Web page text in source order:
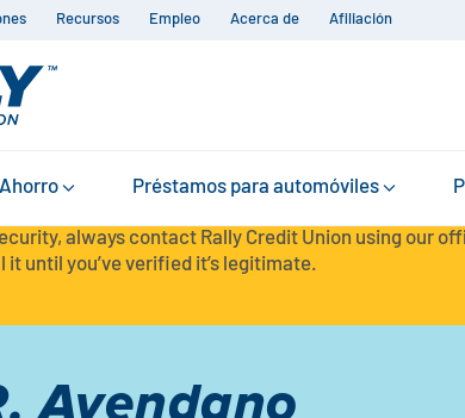
Recursos Empleo Acerca de Afiliación
Ahorro Préstamos para automóviles
always contact Rally Credit Union using our
until you’ve verified it’s legitimate.